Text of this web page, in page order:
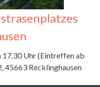
17.30 Uhr (Eintreffen ab
45663 Recklinghausen